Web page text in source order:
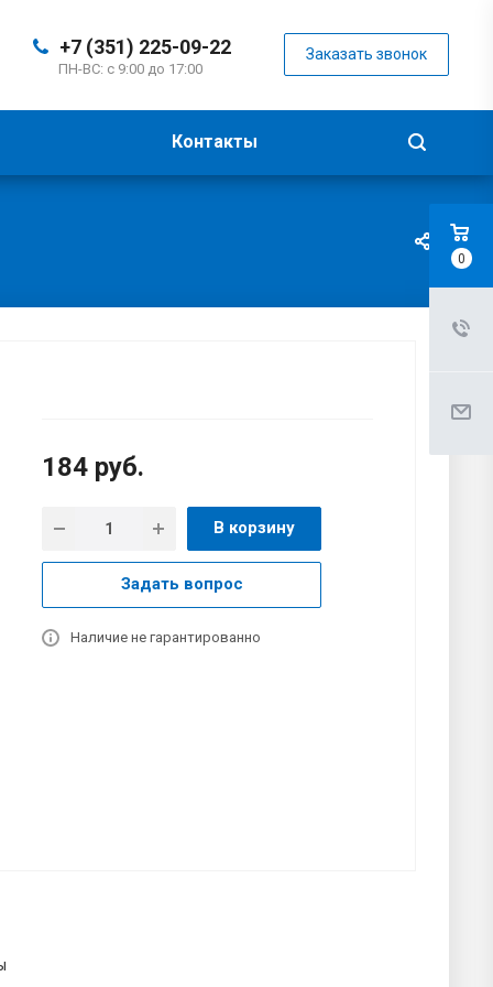
+7 (351) 225-09-22
ПН-ВС: с 9:00 до 17:00
Заказать звонок
Контакты
184 руб.
В корзину
Задать вопрос
Наличие не гарантированно
0